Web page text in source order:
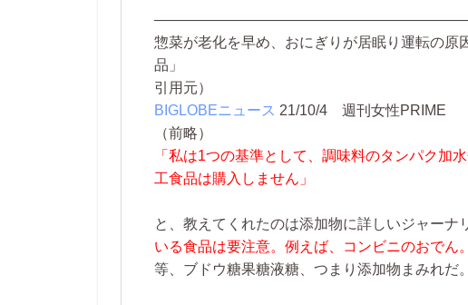
惣菜が老化を早め、おにぎりが居眠り運転の原
品」
引用元）
BIGLOBEニュース 21/10/4 週刊女性PRIME
（前略）
「私は1つの基準として、調味料のタンパク加
工食品は購入しません」
と、教えてくれたのは添加物に詳しいジャーナ
いる食品は要注意。例えば、コンビニのおでん。
等、ブドウ糖果糖液糖、つまり添加物まみれだ。